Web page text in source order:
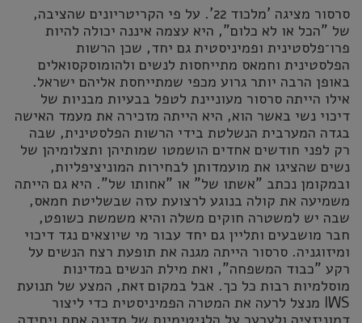
סרסור מציגה 'מלכוד 22'. על פי הקריטריונים שהציבה,
של "הכל או לא כלום", היא עצמה איננה יכולה להיות
פרו־פלסטינית ופמיניסטית גם יחד, שכן הרשות
הפלסטינית וחמאס מתייחסות לנשים ולהומוסקסואלים
באופן הרבה יותר גרוע מכפי שמתייחסת אליהם ישראל.
אילו הייתה סרסור מעוניינת לטפל בבעיות מבניות של
דיכוי נשי באשר הוא, היא הייתה מזכירה את מעמד האישה
בגדה המערבית הנשלטת בידי הרשות הפלסטינית, שבה
רק לפני חודשים אחדים הושמטו שמותיהן ותצלומיהן של
נשים שהציגו את מועמדותן לבחירות המוניציפליות,
ובמקומן נכתב "אשתו של" או "אחותו של". היא גם הייתה
משמיעה את קולה בנוגע לרצועת עזה שבשליטת חמאס,
שבה יש למשטרה חוקים משלה והיא משמשת כשופט,
חבר מושבעים ותליין גם יחד עבור מי שיוצאים נגד דיכוי
ומיזוגניה. סרסור הייתה מגנה את תופעת רצח הנשים על
רקע "כבוד המשפחה", ואת מילת הנשים במדינות
מוסלמיות רבות כל כך. אבל במקום זאת, המצע של תנועת
IWS מנצל לרעה את המטרה הפמיניסטית כדי ליצור